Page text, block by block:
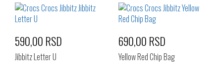
590,00 RSD
Jibbitz Letter U
690,00 RSD
Yellow Red Chip Bag